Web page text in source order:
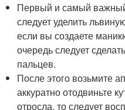
Первый и самый
следует уделить
если вы создаете
очередь следует
пальцев.
После этого возьмите
аккуратно отодвиньте
отросла, то следует